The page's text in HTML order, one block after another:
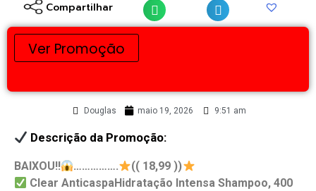
Compartilhar
Ver Promoção
Douglas maio 19, 2026 9:51 am
Descrição da Promoção:
BAIXOU‼ …………….
(( 18,99 ))
Clear AnticaspaHidratação Intensa Shampoo, 400